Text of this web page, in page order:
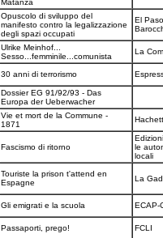
Matanza
Opuscolo di sviluppo del
manifesto contro la legalizzazione
degli spazi occupati
El
Ulrike Meinhof...
Sesso...femminile...comunista
La
30 anni di terrorismo
Dossier EG 91/92/93 - Das
Europa der Ueberwacher
Vie et mort de la Commune -
1871
Fascismo di ritorno
le
locali
Touriste la prison t'attend en
Espagne
La
Gli emigrati e la scuola ECAP-
Passaporti, prego! FCLI